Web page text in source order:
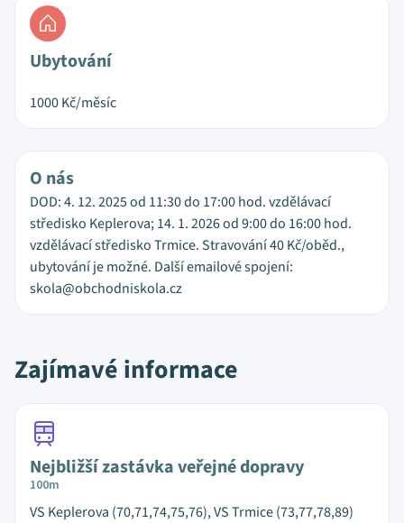
Ubytování
1000Kč/měsíc
O nás
DOD: 4. 12. 2025 od 11:30 do 17:00 hod. vzdělávací
středisko Keplerova; 14. 1. 2026 od 9:00 do 16:00 hod.
vzdělávací středisko Trmice. Stravování 40 Kč/oběd.,
ubytování je možné. Další emailové spojení:
skola@obchodniskola.cz
Zajímavé informace
Nejbližší zastávka veřejné dopravy
100m
VS Keplerova (70,71,74,75,76), VS Trmice (73,77,78,89)